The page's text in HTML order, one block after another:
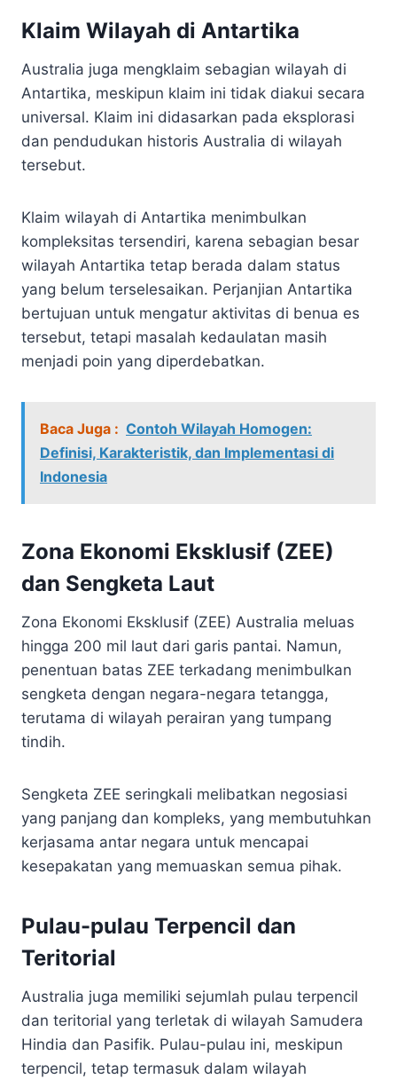
Klaim Wilayah di Antartika
Australia juga mengklaim sebagian wilayah di
Antartika, meskipun klaim ini tidak diakui secara
universal. Klaim ini didasarkan pada eksplorasi
dan pendudukan historis Australia di wilayah
tersebut.
Klaim wilayah di Antartika menimbulkan
kompleksitas tersendiri, karena sebagian besar
wilayah Antartika tetap berada dalam status
yang belum terselesaikan. Perjanjian Antartika
bertujuan untuk mengatur aktivitas di benua es
tersebut, tetapi masalah kedaulatan masih
menjadi poin yang diperdebatkan.
Baca Juga : Contoh Wilayah Homogen:
Definisi, Karakteristik, dan Implementasi di
Indonesia
Zona Ekonomi Eksklusif (ZEE)
dan Sengketa Laut
Zona Ekonomi Eksklusif (ZEE) Australia meluas
hingga 200 mil laut dari garis pantai. Namun,
penentuan batas ZEE terkadang menimbulkan
sengketa dengan negara-negara tetangga,
terutama di wilayah perairan yang tumpang
tindih.
Sengketa ZEE seringkali melibatkan negosiasi
yang panjang dan kompleks, yang membutuhkan
kerjasama antar negara untuk mencapai
kesepakatan yang memuaskan semua pihak.
Pulau-pulau Terpencil dan
Teritorial
Australia juga memiliki sejumlah pulau terpencil
dan teritorial yang terletak di wilayah Samudera
Hindia dan Pasifik. Pulau-pulau ini, meskipun
terpencil, tetap termasuk dalam wilayah